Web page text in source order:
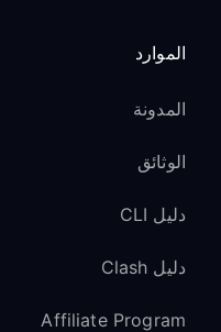
الموارد
المدونة
الوثائق
دليل CLI
دليل Clash
Affiliate Program